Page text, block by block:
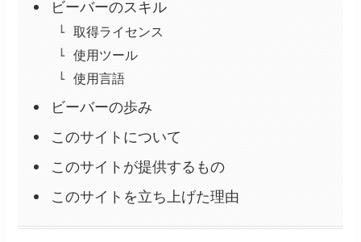
ビーバーのスキル
取得ライセンス
使用ツール
使用言語
ビーバーの歩み
このサイトについて
このサイトが提供するもの
このサイトを立ち上げた理由